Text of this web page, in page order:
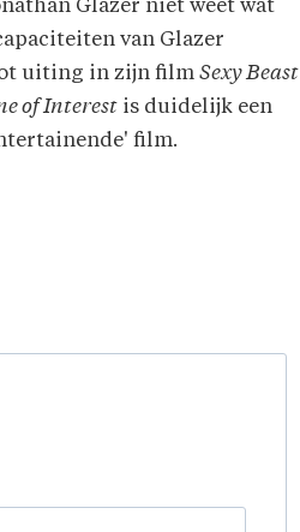
Glazer niet weet wat
van Glazer
uiting in zijn filmSexy Beast
of Interest is duidelijk een
film.